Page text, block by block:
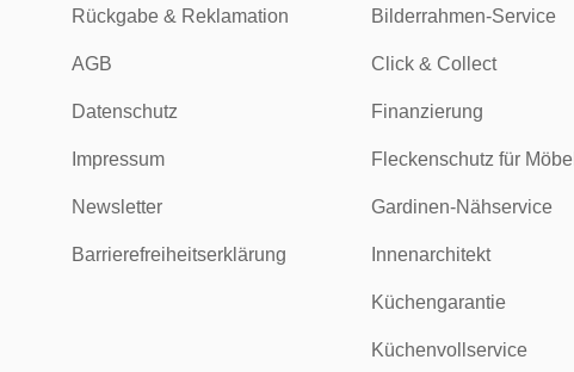
Rückgabe & Reklamation
AGB
Datenschutz
Impressum
Newsletter
Barrierefreiheitserklärung
Bilderrahmen-Service
Click & Collect
Finanzierung
Fleckenschutz für Möbel
Gardinen-Nähservice
Innenarchitekt
Küchengarantie
Küchenvollservice